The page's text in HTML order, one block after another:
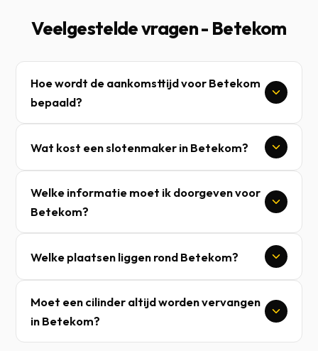
Veelgestelde vragen - Betekom
Hoe wordt de aankomsttijd voor Betekom
bepaald?
Wat kost een slotenmaker in Betekom?
Welke informatie moet ik doorgeven voor
Betekom?
Welke plaatsen liggen rond Betekom?
Moet een cilinder altijd worden vervangen
in Betekom?